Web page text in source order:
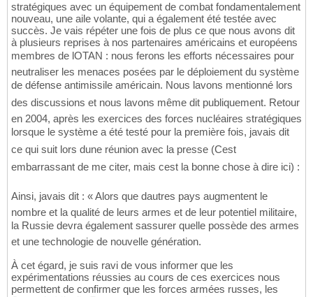
stratégiques avec un équipement de combat fondamentalement
nouveau, une aile volante, qui a également été testée avec
succès. Je vais répéter une fois de plus ce que nous avons dit
à plusieurs reprises à nos partenaires américains et européens
membres de lOTAN : nous ferons les efforts nécessaires pour
neutraliser les menaces posées par le déploiement du système
de défense antimissile américain. Nous lavons mentionné lors
des discussions et nous lavons même dit publiquement. Retour
en 2004, après les exercices des forces nucléaires stratégiques
lorsque le système a été testé pour la première fois, javais dit
ce qui suit lors dune réunion avec la presse (Cest
embarrassant de me citer, mais cest la bonne chose à dire ici) :
Ainsi, javais dit : « Alors que dautres pays augmentent le
nombre et la qualité de leurs armes et de leur potentiel militaire,
la Russie devra également sassurer quelle possède des armes
et une technologie de nouvelle génération.
À cet égard, je suis ravi de vous informer que les
expérimentations réussies au cours de ces exercices nous
permettent de confirmer que les forces armées russes, les